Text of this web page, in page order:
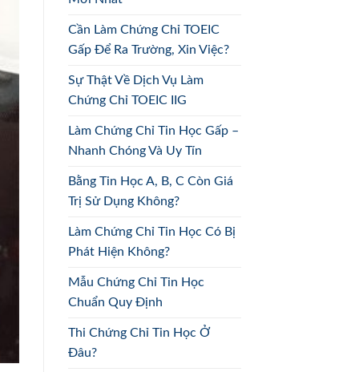
Cần Làm Chứng Chỉ TOEIC
Gấp Để Ra Trường, Xin Việc?
Sự Thật Về Dịch Vụ Làm
Chứng Chỉ TOEIC IIG
Làm Chứng Chỉ Tin Học Gấp –
Nhanh Chóng Và Uy Tín
Bằng Tin Học A, B, C Còn Giá
Trị Sử Dụng Không?
Làm Chứng Chỉ Tin Học Có Bị
Phát Hiện Không?
Mẫu Chứng Chỉ Tin Học
Chuẩn Quy Định
Thi Chứng Chỉ Tin Học Ở
Đâu?